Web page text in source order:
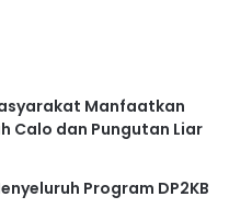
Manfaatkan
Calo dan Pungutan Liar
Program DP2KB